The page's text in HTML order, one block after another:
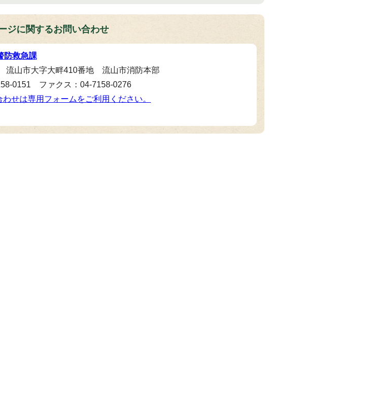
ジに関するお問い合わせ
防救急課
流山市大字大畔410番地 流山市消防本部
0151 ファクス：04-7158-0276
わせは専用フォームをご利用ください。